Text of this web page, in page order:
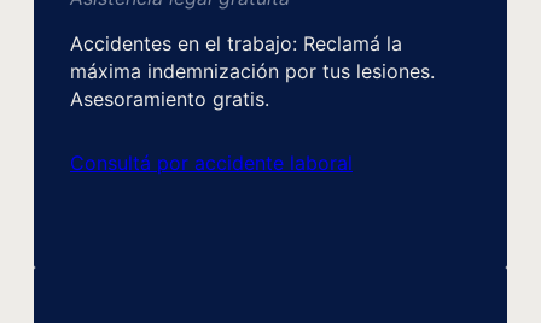
Accidentes en el trabajo: Reclamá la
máxima indemnización por tus lesiones.
Asesoramiento gratis.
Consultá por accidente laboral